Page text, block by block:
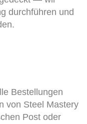
durchführen und
Bestellungen
von Steel Mastery
Post oder